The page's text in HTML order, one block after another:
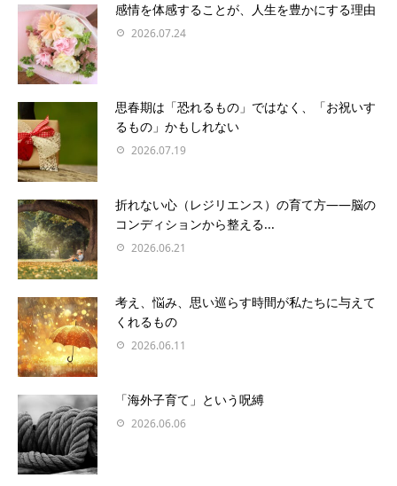
感情を体感することが、人生を豊かにする理由
2026.07.24
思春期は「恐れるもの」ではなく、「お祝いす
るもの」かもしれない
2026.07.19
折れない心（レジリエンス）の育て方――脳の
コンディションから整える...
2026.06.21
考え、悩み、思い巡らす時間が私たちに与えて
くれるもの
2026.06.11
「海外子育て」という呪縛
2026.06.06